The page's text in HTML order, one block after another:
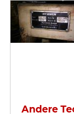
Andere